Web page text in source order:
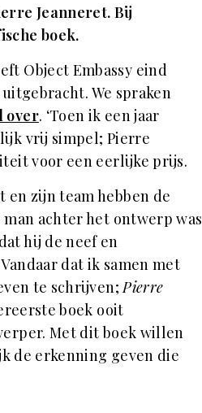
Jeanneret. Bij
boek.
Object Embassy eind
uitgebracht. We spraken
over. ‘Toen ik een jaar
vrij simpel; Pierre
voor een eerlijke prijs.
en zijn team hebben de
achter het ontwerp was
hij de neef en
dat ik samen met
te schrijven; Pierre
boek ooit
Met dit boek willen
de erkenning geven die